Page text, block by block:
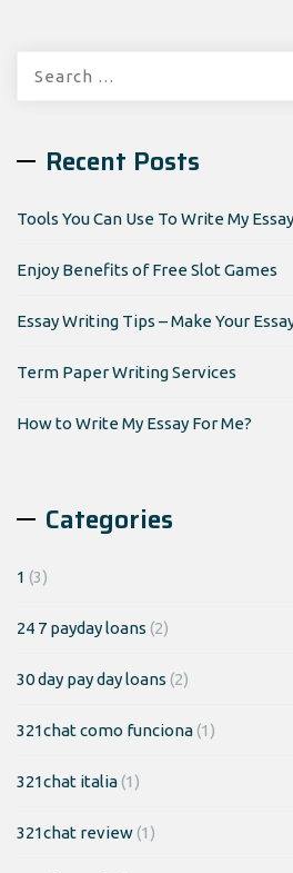
Recent Posts
Tools You Can Use To Write My
Enjoy Benefits of Free Slot Games
Essay Writing Tips – Make Your
Term Paper Writing Services
How to Write My Essay For Me?
Categories
1 (3)
24 7 payday loans (2)
30 day pay day loans (2)
321chat como funciona(1)
321chat italia(1)
321chat review(1)